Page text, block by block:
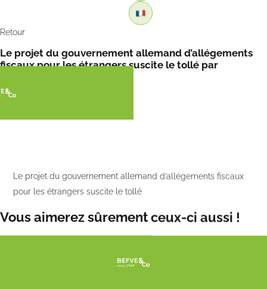
Retour
Le projet du gouvernement allemand d’allégements
fiscaux pour les étrangers suscite le tollé par
Le projet du gouvernement allemand d’allégements fiscaux
pour les étrangers suscite le tollé
Vous aimerez sûrement ceux-ci aussi !